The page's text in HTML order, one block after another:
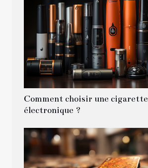
Comment choisir une cigarette
électronique ?